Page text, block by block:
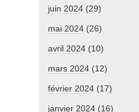
juin 2024 (29)
mai 2024 (26)
avril 2024 (10)
mars 2024 (12)
février 2024 (17)
janvier 2024 (16)